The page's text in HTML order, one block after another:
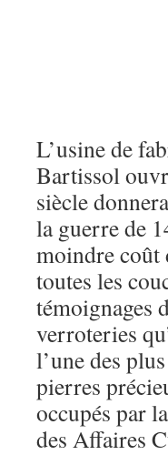
L’usine de
Bartissol
siècle
la guerre de
moindre coût
toutes les
témoignages
verroteries
l’une des
pierres
occupés par
des Affaires